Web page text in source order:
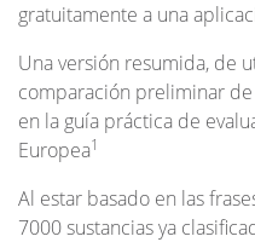
gratuitamente a una
Una versión resumida, de
comparación preliminar
en la guía práctica de
Europea1
Al estar basado en las
7000 sustancias ya